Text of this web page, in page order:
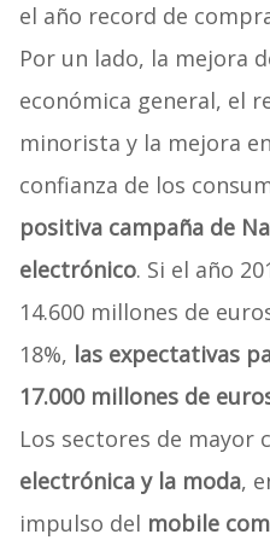
el año record de
Por un lado, la mejora
económica general, el
minorista y la mejora
confianza de los
positiva campaña de
electrónico. Si el año
14.600 millones de
18%, las expectativas
17.000 millones de
Los sectores de mayor
electrónica y la moda,
impulso del mobile